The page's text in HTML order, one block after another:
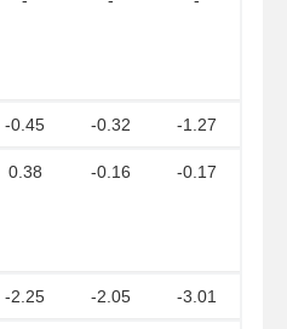
-0.45 -0.32 -1.27
0.38 -0.16 -0.17
-2.25 -2.05 -3.01